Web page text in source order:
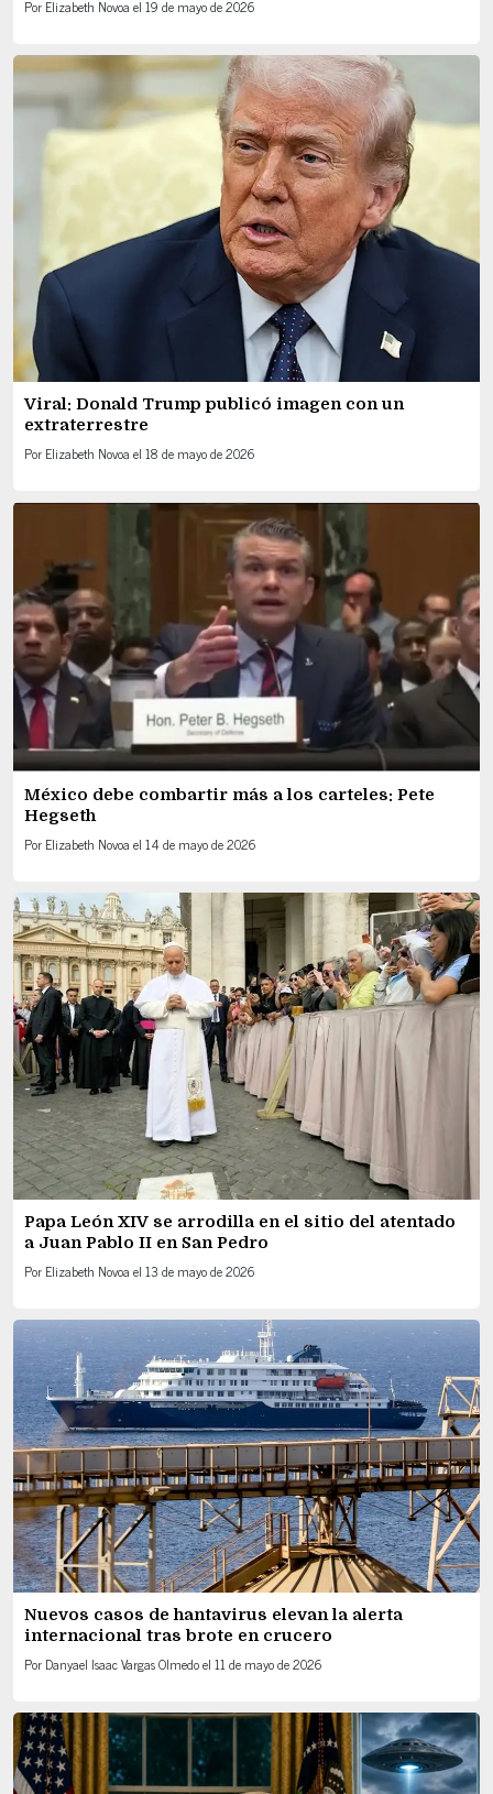
Por Elizabeth Novoa el 19 de mayo de 2026
Viral: Donald Trump publicó imagen con un
extraterrestre
Por Elizabeth Novoa el 18 de mayo de 2026
México debe combartir más a los carteles: Pete
Hegseth
Por Elizabeth Novoa el 14 de mayo de 2026
Papa León XIV se arrodilla en el sitio del atentado
a Juan Pablo II en San Pedro
Por Elizabeth Novoa el 13 de mayo de 2026
Nuevos casos de hantavirus elevan la alerta
internacional tras brote en crucero
Por Danyael Isaac Vargas Olmedoel 11 de mayo de 2026